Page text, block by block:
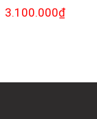
Giá
gốc
3.100.000₫Giá
hiện